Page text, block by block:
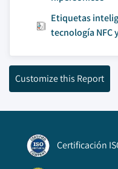
Etiquetas
tecnología NFC
Customize this Report
Certificación